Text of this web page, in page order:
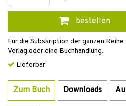
bestellen
Für die Subskription der ganzen
Verlag oder eine Buchhandlung.
Lieferbar
Zum Buch Downloads